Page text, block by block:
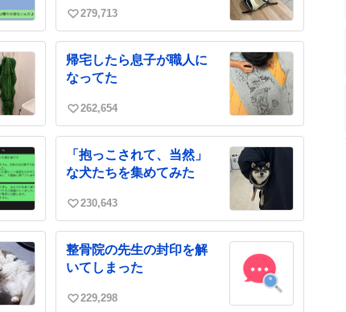
い
ね
数
279,713
帰宅したら息子が職人に
なってた
い
ね
数
262,654
「抱っこされて、当然」
な犬たちを集めてみた
い
ね
数
230,643
整骨院の先生の封印を解
いてしまった
い
229,298